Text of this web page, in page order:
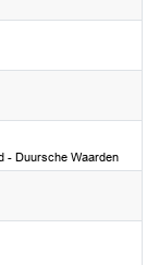
- Duursche Waarden